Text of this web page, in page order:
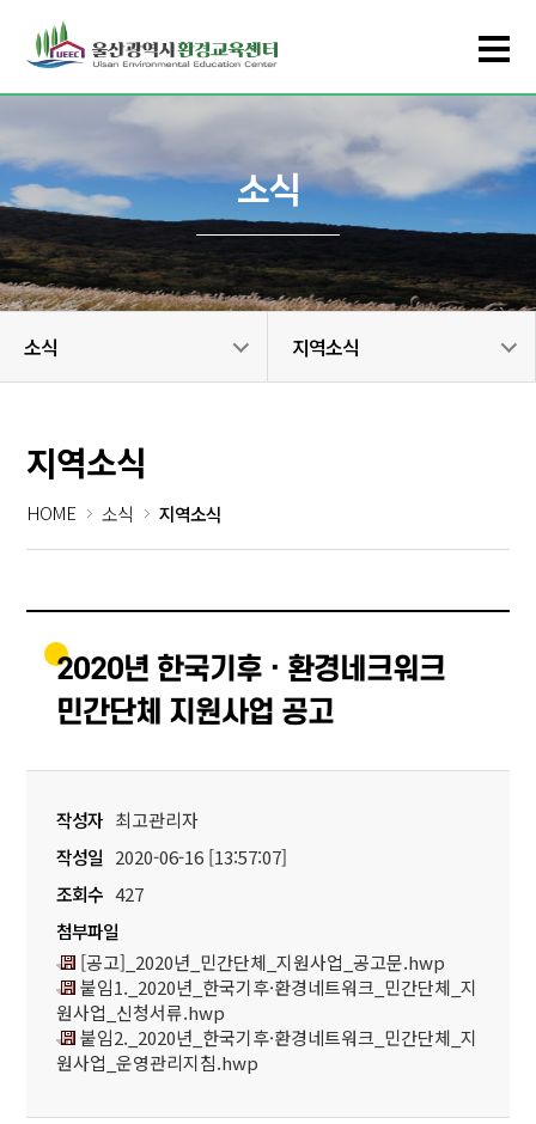
소식
소식 지역소식
지역소식
HOME 소식 지역소식
2020년 한국기후 · 환경네크워크
민간단체 지원사업 공고
작성자 최고관리자
작성일 2020-06-16 [13:57:07]
조회수 427
첨부파일
[공고]_2020년_민간단체_지원사업_공고문.hwp
붙임1._2020년_한국기후·환경네트워크_민간단체_지
원사업_신청서류.hwp
붙임2._2020년_한국기후·환경네트워크_민간단체_지
원사업_운영관리지침.hwp